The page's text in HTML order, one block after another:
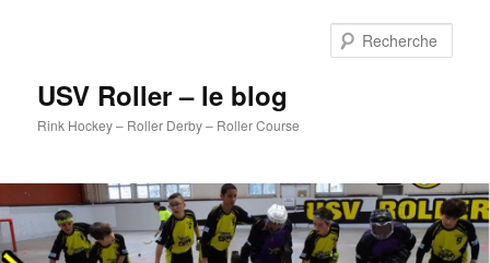
USV Roller – le blog
Rink Hockey – Roller Derby – Roller Course